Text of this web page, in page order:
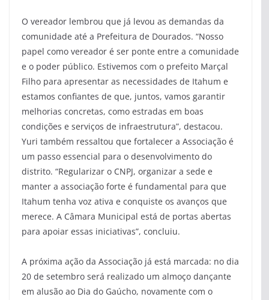
O vereador lembrou que já levou as demandas da
comunidade até a Prefeitura de Dourados. “Nosso
papel como vereador é ser ponte entre a comunidade
e o poder público. Estivemos com o prefeito Marçal
Filho para apresentar as necessidades de Itahum e
estamos confiantes de que, juntos, vamos garantir
melhorias concretas, como estradas em boas
condições e serviços de infraestrutura”, destacou.
Yuri também ressaltou que fortalecer a Associação é
um passo essencial para o desenvolvimento do
distrito. “Regularizar o CNPJ, organizar a sede e
manter a associação forte é fundamental para que
Itahum tenha voz ativa e conquiste os avanços que
merece. A Câmara Municipal está de portas abertas
para apoiar essas iniciativas”, concluiu.
A próxima ação da Associação já está marcada: no dia
20 de setembro será realizado um almoço dançante
em alusão ao Dia do Gaúcho, novamente com o